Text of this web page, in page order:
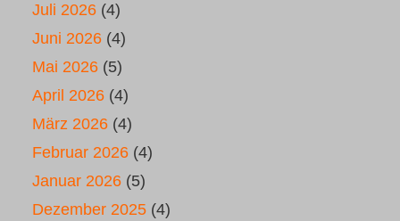
Juli 2026 (4)
Juni 2026 (4)
Mai 2026 (5)
April 2026 (4)
März 2026 (4)
Februar 2026 (4)
Januar 2026 (5)
Dezember 2025 (4)